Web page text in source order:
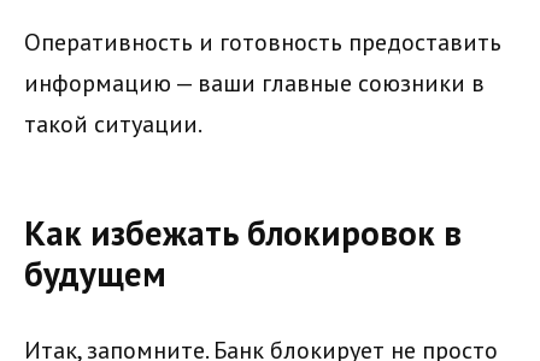
Оперативность и готовность предоставить
информацию — ваши главные союзники в
такой ситуации.
Как избежать блокировок в
будущем
Итак, запомните. Банк блокирует не просто